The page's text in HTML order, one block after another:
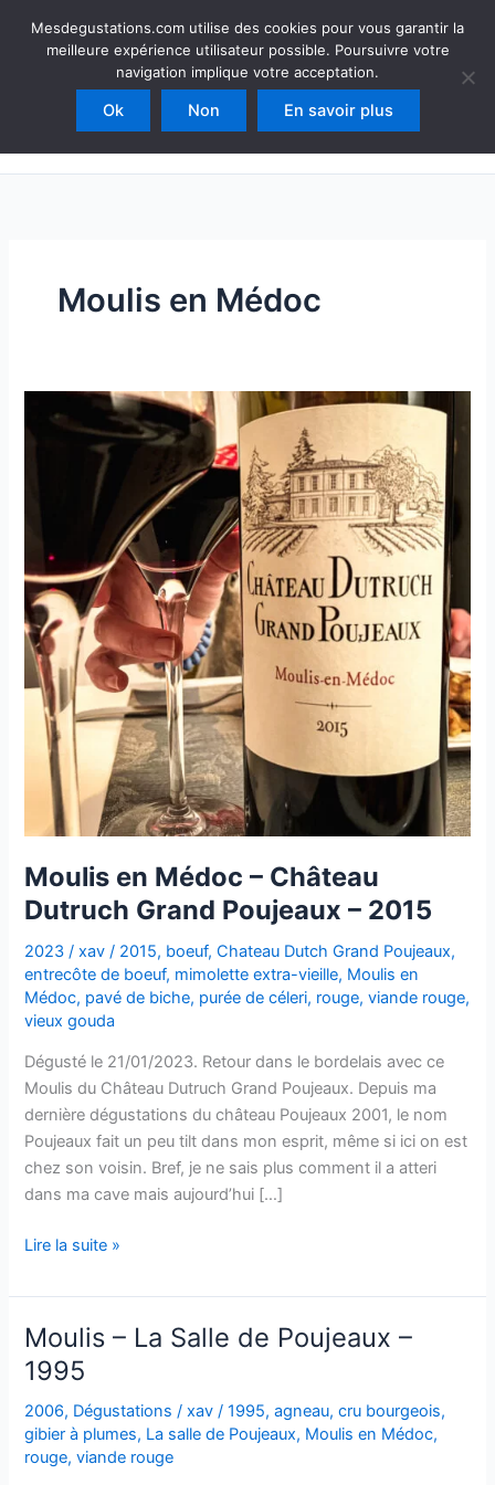
Mesdegustations
Dégustations, accords & autour du vin
Rechercher
Moulis en Médoc
Moulis en Médoc – Château
Dutruch Grand Poujeaux – 2015
2023 /xav/ 2015, boeuf,Chateau Dutch Grand Poujeaux,
entrecôte de boeuf, mimolette extra-vieille, Moulis en
Médoc, pavé de biche, purée de céleri, rouge,viande rouge,
vieux gouda
Dégusté le 21/01/2023. Retour dans le bordelais avec ce
Moulis du Château Dutruch Grand Poujeaux. Depuis ma
dernière dégustations du château Poujeaux 2001, le nom
Poujeaux fait un peu tilt dans mon esprit, même si ici on est
chez son voisin. Bref, je ne sais plus comment il a atteri
dans ma cave mais aujourd’hui […]
Moulis
Médoc
–
Château
Dutruch
Grand
Poujeaux
–
Lire la suite »
Moulis – La Salle de Poujeaux –
1995
2006, Dégustations /xav/1995,agneau,cru bourgeois,
gibier à plumes, La salle de Poujeaux, Moulis en Médoc,
rouge,viande rouge
Mesdegustations.com utilise des cookies pour vous garantir la
meilleure expérience utilisateur possible. Poursuivre votre
navigation implique votre acceptation.
Ok Non En savoir plus